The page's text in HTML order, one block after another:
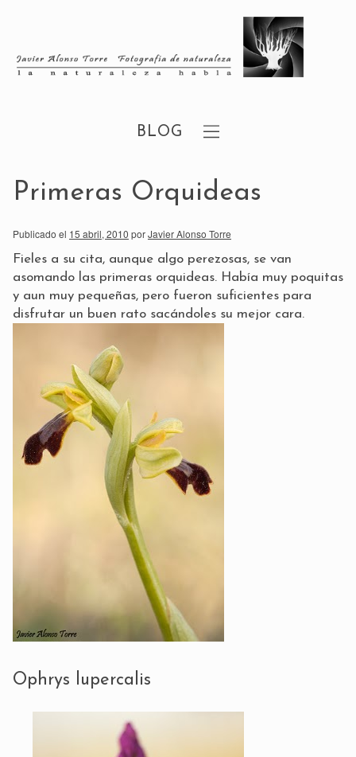
BLOG
Primeras Orquideas
Publicado el 15 abril, 2010 porJavier Alonso Torre
Fieles a su cita, aunque algo perezosas, se van
asomando las primeras orquideas. Había muy poquitas
y aun muy pequeñas, pero fueron suficientes para
disfrutar un buen rato sacándoles su mejor cara.
Ophrys lupercalis